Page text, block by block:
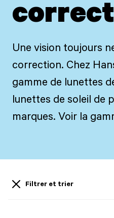
Une vision toujours
correction. Chez
gamme de lunettes
lunettes de soleil de
marques. Voir la
Filtrer et trier